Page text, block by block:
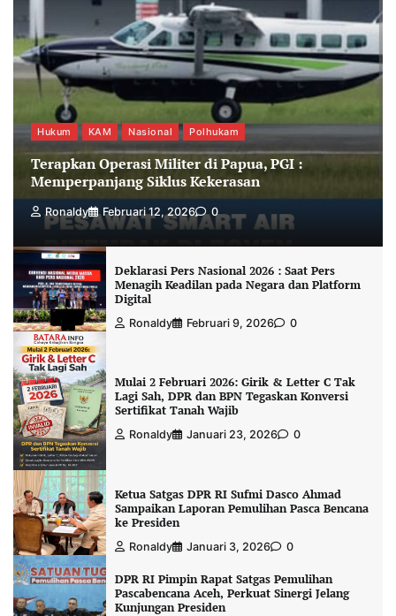
Hukum KAM Nasional Polhukam
Terapkan Operasi Militer di Papua, PGI :
Memperpanjang Siklus Kekerasan
Ronaldy Februari 12, 2026 0
Deklarasi Pers Nasional 2026 : Saat Pers
Menagih Keadilan pada Negara dan Platform
Digital
Ronaldy Februari 9, 2026 0
Mulai 2 Februari 2026: Girik & Letter C Tak
Lagi Sah, DPR dan BPN Tegaskan Konversi
Sertifikat Tanah Wajib
Ronaldy Januari 23, 2026 0
Ketua Satgas DPR RI Sufmi Dasco Ahmad
Sampaikan Laporan Pemulihan Pasca Bencana
ke Presiden
Ronaldy Januari 3, 2026 0
DPR RI Pimpin Rapat Satgas Pemulihan
Pascabencana Aceh, Perkuat Sinergi Jelang
Kunjungan Presiden